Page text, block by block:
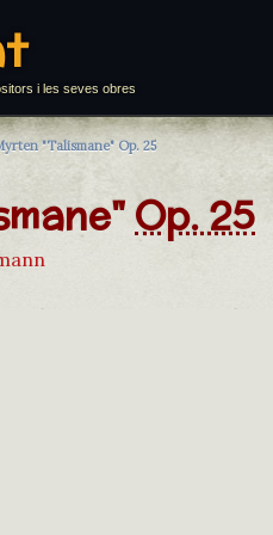
i les seves obres
"Talismane" Op. 25
Op. 25